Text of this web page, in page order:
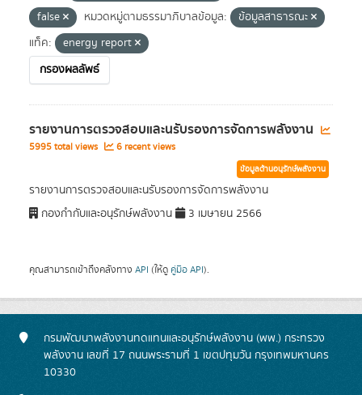
false
หมวดหมู่ตามธรรมาภิบาลข้อมูล:
ข้อมูลสาธารณะ
แท็ค:
energy report
กรองผลลัพธ์
รายงานการตรวจสอบและนรับรองการจัดการพลังงาน
5995 total views 6 recent views
ข้อมูลด้านอนุรักษ์พลังงาน
รายงานการตรวจสอบและนรับรองการจัดการพลังงาน
กองกำกับและอนุรักษ์พลังงาน
3 เมษายน 2566
คุณสามารถเข้าถึงคลังทาง API (ให้ดู คู่มือ API).
กรมพัฒนาพลังงานทดแทนและอนุรักษ์พลังงาน (พพ.) กระทรวง
พลังงาน เลขที่ 17 ถนนพระรามที่ 1 เขตปทุมวัน กรุงเทพมหานคร
10330